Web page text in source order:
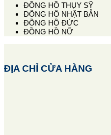
ĐỒNG HỒ THỤY SỸ
ĐỒNG HỒ NHẬT BẢN
ĐỒNG HỒ ĐỨC
ĐỒNG HỒ NỮ
ĐỊA CHỈ CỬA HÀNG